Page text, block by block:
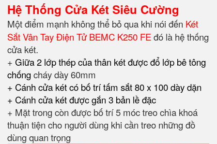
Hệ Thống Cửa Két Siêu Cường
Một điểm mạnh không thể bỏ qua khi nói đến Két
Sắt Vân Tay Điện Tử BEMC K250 FEđó là hệ thống
cửa két.
+ Giữa 2 lớp thép của thân két được đổ lớp bê tông
chốngcháy dày 60mm
+ Cánh cửa két có bố trí tấm sắt 80 x 100 dày dặn
+ Cánh cửa két được gắn 3 bản lề đặc
+ Mặt trong còn được bố trí 5 móc treo chìa khoá
thuận tiện cho người dùng khi cần treo những đồ
dùng quan trọng